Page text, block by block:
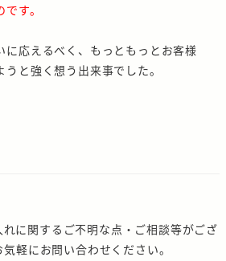
す。
に応えるべく、もっともっとお客様
と強く想う出来事でした。
に関するご不明な点・ご相談等がござ
軽にお問い合わせください。